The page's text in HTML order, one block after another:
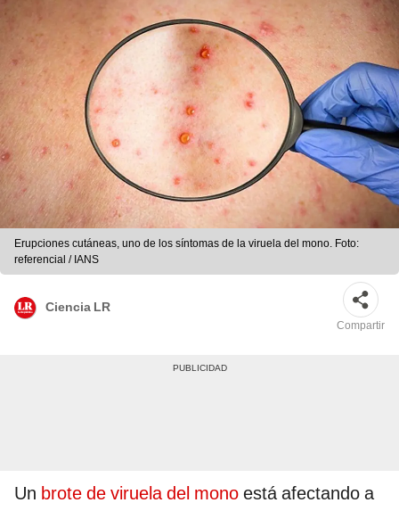
Erupciones cutáneas, uno de los síntomas de la viruela del mono. Foto:
referencial / IANS
Ciencia LR
Compartir
Un brote de viruela del mono está afectando a